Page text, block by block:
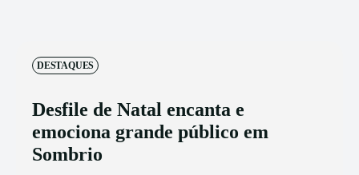
DESTAQUES
Desfile de Natal encanta e
emociona grande público em
Sombrio